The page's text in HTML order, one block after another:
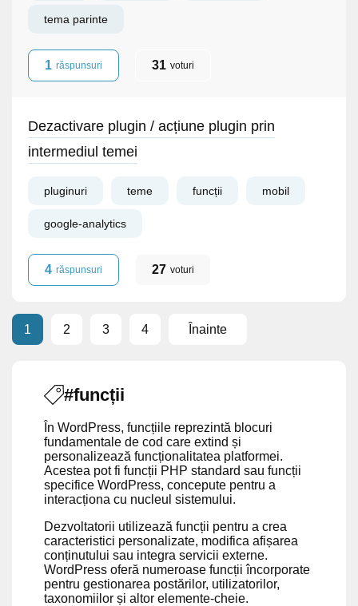
tema parinte
1 răspunsuri 31 voturi
Dezactivare plugin / acțiune plugin prin
intermediul temei
pluginuri teme funcții mobil
google-analytics
4 răspunsuri 27 voturi
1 2 3 4 Înainte
#funcții
În WordPress, funcțiile reprezintă blocuri
fundamentale de cod care extind și
personalizează funcționalitatea platformei.
Acestea pot fi funcții PHP standard sau funcții
specifice WordPress, concepute pentru a
interacționa cu nucleul sistemului.
Dezvoltatorii utilizează funcții pentru a crea
caracteristici personalizate, modifica afișarea
conținutului sau integra servicii externe.
WordPress oferă numeroase funcții încorporate
pentru gestionarea postărilor, utilizatorilor,
taxonomiilor și altor elemente-cheie.